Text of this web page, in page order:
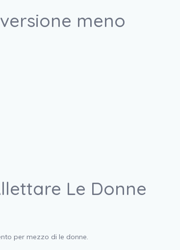
meno
Le Donne
per mezzo di le donne.